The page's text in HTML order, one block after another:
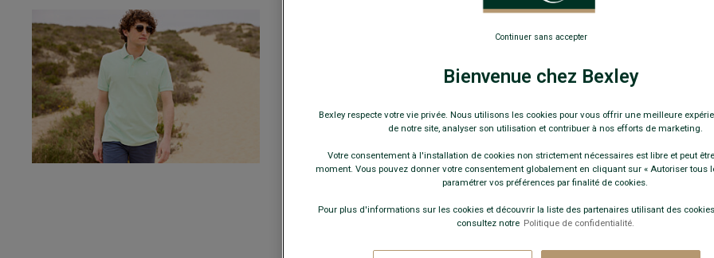
- 100%
Guide des tailles
Bienvenue chez Bexley
Bexley respecte votre vie privée. Nous utilisons les cookies pour vous offrir une meilleure
de notre site, analyser son utilisation et contribuer à nos efforts de marketing.
Votre consentement à l'installation de cookies non strictement nécessaires est libre et peut
moment. Vous pouvez donner votre consentement globalement en cliquant sur « Autoriser tous
paramétrer vos préférences par finalité de cookies.
Pour plus d'informations sur les cookies et découvrir la liste des partenaires utilisant des
consultez notre Politique de confidentialité.
Continuer sans accepter